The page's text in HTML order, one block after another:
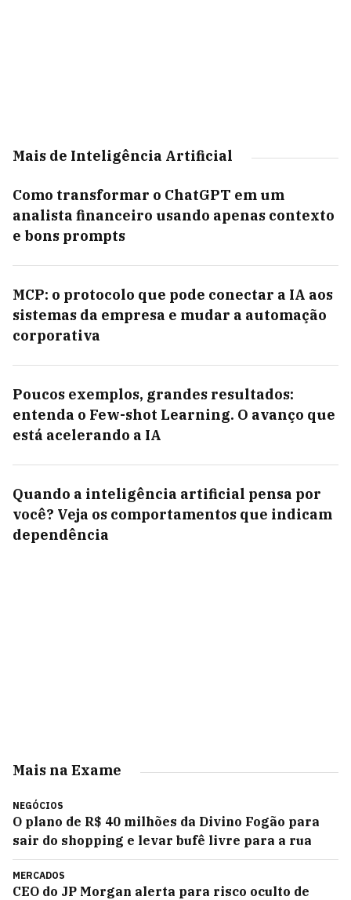
Mais de Inteligência Artificial
Como transformar o ChatGPT em um
analista financeiro usando apenas contexto
e bons prompts
MCP: o protocolo que pode conectar a IA aos
sistemas da empresa e mudar a automação
corporativa
Poucos exemplos, grandes resultados:
entenda o Few-shot Learning. O avanço que
está acelerando a IA
Quando a inteligência artificial pensa por
você? Veja os comportamentos que indicam
dependência
Mais na Exame
NEGÓCIOS
O plano de R$ 40 milhões da Divino Fogão para
sair do shopping e levar bufê livre para a rua
MERCADOS
CEO do JP Morgan alerta para risco oculto de